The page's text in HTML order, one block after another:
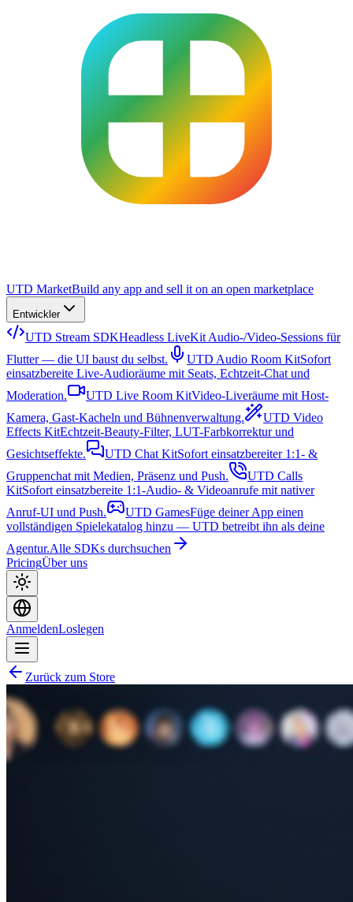
UTD MarketBuild any app and sell it on an open marketplace
Entwickler
UTD Stream SDKHeadless LiveKit Audio-/Video-Sessions für
Flutter — die UI baust du selbst.
UTD Audio Room KitSofort
einsatzbereite Live-Audioräume mit Seats, Echtzeit-Chat und
Moderation.
UTD Live Room KitVideo-Liveräume mit Host-
Kamera, Gast-Kacheln und Bühnenverwaltung.
UTD Video
Effects KitEchtzeit-Beauty-Filter, LUT-Farbkorrektur und
Gesichtseffekte.
UTD Chat KitSofort einsatzbereiter 1:1- &
Gruppenchat mit Medien, Präsenz und Push.
UTD Calls
KitSofort einsatzbereite 1:1-Audio- & Videoanrufe mit nativer
Anruf-UI und Push.
UTD GamesFüge deiner App einen
vollständigen Spielekatalog hinzu — UTD betreibt ihn als deine
Agentur.Alle SDKs durchsuchen
PricingÜber uns
AnmeldenLoslegen
Zurück zum Store